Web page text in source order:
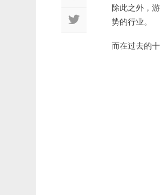
除此之外，
势的行业。
而在过去的